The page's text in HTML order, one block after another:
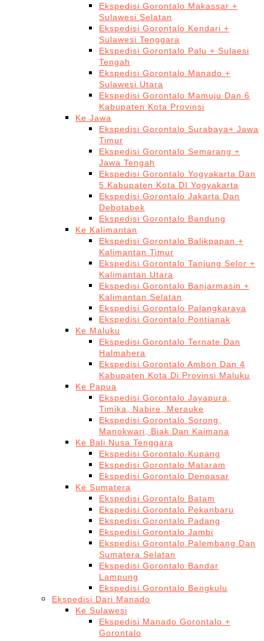
Ekspedisi Gorontalo Makassar +
Sulawesi Selatan
Ekspedisi Gorontalo Kendari +
Sulawesi Tenggara
Ekspedisi Gorontalo Palu + Sulaesi
Tengah
Ekspedisi Gorontalo Manado +
Sulawesi Utara
Ekspedisi Gorontalo Mamuju Dan 6
Kabupaten Kota Provinsi
Ke Jawa
Ekspedisi Gorontalo Surabaya+ Jawa
Timur
Ekspedisi Gorontalo Semarang +
Jawa Tengah
Ekspedisi Gorontalo Yogyakarta Dan
5 Kabupaten Kota DI Yogyakarta
Ekspedisi Gorontalo Jakarta Dan
Debotabek
Ekspedisi Gorontalo Bandung
Ke Kalimantan
Ekspedisi Gorontalo Balikpapan +
Kalimantan Timur
Ekspedisi Gorontalo Tanjung Selor +
Kalimantan Utara
Ekspedisi Gorontalo Banjarmasin +
Kalimantan Selatan
Ekspedisi Gorontalo Palangkaraya
Ekspedisi Gorontalo Pontianak
Ke Maluku
Ekspedisi Gorontalo Ternate Dan
Halmahera
Ekspedisi Gorontalo Ambon Dan 4
Kabupaten Kota Di Provinsi Maluku
Ke Papua
Ekspedisi Gorontalo Jayapura,
Timika, Nabire, Merauke
Ekspedisi Gorontalo Sorong,
Manokwari, Biak Dan Kaimana
Ke Bali Nusa Tenggara
Ekspedisi Gorontalo Kupang
Ekspedisi Gorontalo Mataram
Ekspedisi Gorontalo Denpasar
Ke Sumatera
Ekspedisi Gorontalo Batam
Ekspedisi Gorontalo Pekanbaru
Ekspedisi Gorontalo Padang
Ekspedisi Gorontalo Jambi
Ekspedisi Gorontalo Palembang Dan
Sumatera Selatan
Ekspedisi Gorontalo Bandar
Lampung
Ekspedisi Gorontalo Bengkulu
Ekspedisi Dari Manado
Ke Sulawesi
Ekspedisi Manado Gorontalo +
Gorontalo